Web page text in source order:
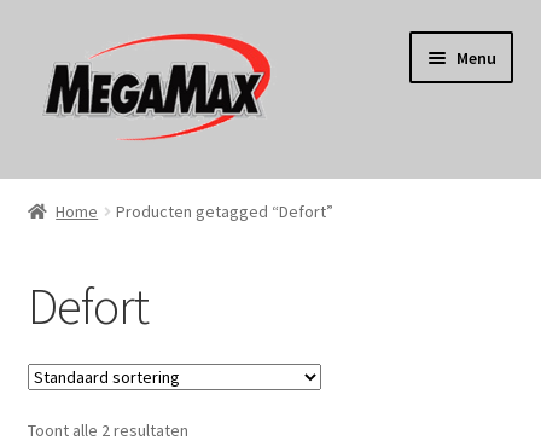
door
naar
naar
de
Menu
Home
Koken
Tuin
Gereedschap
Home Producten getagged “Defort”
Defort
Toont alle 2 resultaten